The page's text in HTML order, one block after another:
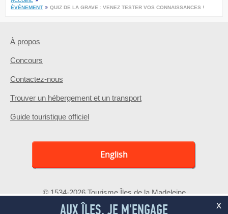
ÉVÉNEMENT
QUIZ DE LA GRAVE : VENEZ TESTER VOS CONNAISSANCES !
À propos
Concours
Contactez-nous
Trouver un hébergement et un transport
Guide touristique officiel
English
© 1534-2026 Tourisme Îles de la Madeleine
x
AUX ÎLES, JE M'ENGAGE